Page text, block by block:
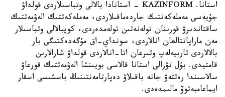
استانا. KAZINFORM - استانادا بالالى وتباسىلاردى قولداۋ
جۇيەسى مەملەكەتتىك جاردەماقىلاردى، مەملەكەتتىك الەۋمەتتىك
ساقتاندىرۋ قورىنان تولەنەتىن تولەمدەردى، كوپبالالى وتباسىلار
مەن ماراپاتتالعان انالاردى، سونداي-اق مۇگەدەكتىگى بار
بالالاردى تاربيەلەپ وتىرعان اتا-انالاردى قولداۋ شارالارىن
قامتيدى. بۇل تۋرالى استانا قالاسى بويىنشا الەۋمەتتىك قورعاۋ
سالاسىندا رەتتەۋ جانە باقىلاۋ دەپارتامەنتىنىڭ باسشىسى اسقار
ايماعامبەتوۆ مالىمدەدى.